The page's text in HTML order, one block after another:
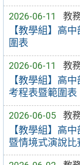
2026-06-11 教
【教學組】高
圍表
2026-06-11 教
【教學組】高
考程表暨範圍表
2026-06-05 教
【教學組】高
暨情境式演說